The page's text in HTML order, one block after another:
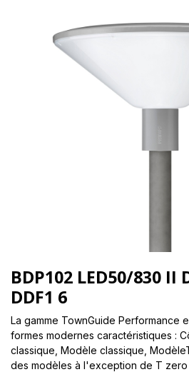
BDP102 LED50/830 II
DDF1 6
La gamme TownGuide Performance
formes modernes caractéristiques :
classique, Modèle classique,
des modèles à l'exception de T